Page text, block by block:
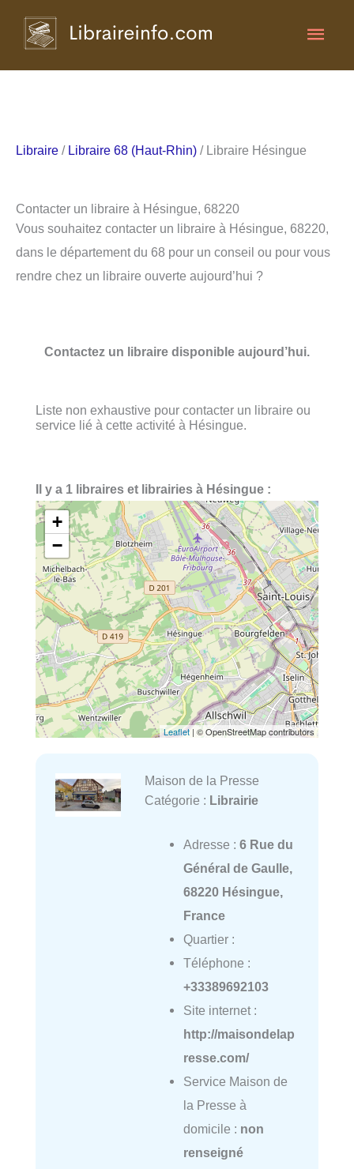
Libraire / Libraire 68 (Haut-Rhin) / Libraire Hésingue
Contacter un libraire à Hésingue, 68220
Vous souhaitez contacter un libraire à Hésingue, 68220,
dans le département du 68 pour un conseil ou pour vous
rendre chez un libraire ouverte aujourd’hui ?
Contactez un libraire disponible aujourd’hui.
Liste non exhaustive pour contacter un libraire ou
service lié à cette activité à Hésingue.
Il y a 1 libraires et librairies à Hésingue :
+
−
Leaflet| © OpenStreetMap contributors
Maison de la Presse
Catégorie : Librairie
Adresse : 6 Rue du
Général de Gaulle,
68220 Hésingue,
France
Quartier :
Téléphone :
+33389692103
Site internet :
http://maisondelap
resse.com/
Service Maison de
la Presse à
domicile : non
renseigné